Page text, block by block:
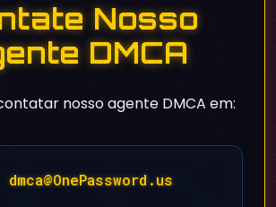
Nosso
DMCA
nosso agente DMCA em:
dmca@OnePassword.us